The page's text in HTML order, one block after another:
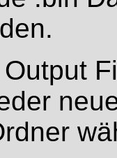
Output